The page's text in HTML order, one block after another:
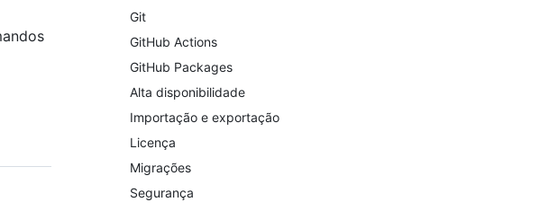
Git
GitHub Actions
GitHub Packages
Alta disponibilidade
Importação e exportação
Licença
Migrações
Segurança